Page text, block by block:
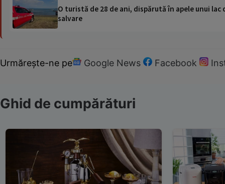
O turistă de 28 de ani, dispărută în apele unui
salvare
Urmărește-ne pe Google News Facebook
Ghid de cumpărături